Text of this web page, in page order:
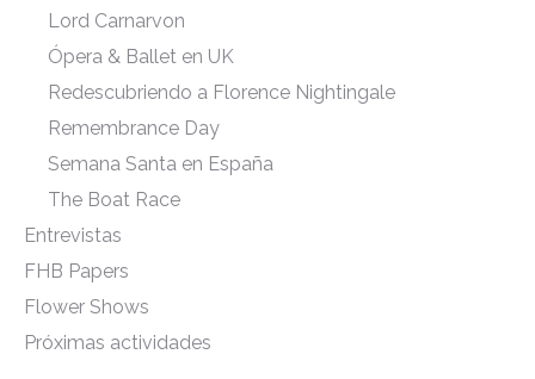
Lord Carnarvon
Ópera & Ballet en UK
Redescubriendo a Florence Nightingale
Remembrance Day
Semana Santa en España
The Boat Race
Entrevistas
FHB Papers
Flower Shows
Próximas actividades